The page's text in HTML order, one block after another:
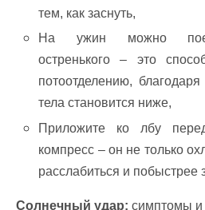
тем, как заснуть,
На ужин можно
остренького – это
потоотделению,
тела становится ниже,
Приложите ко лбу
компресс – он не только
расслабиться и побыстрее
Солнечный удар: симптомы